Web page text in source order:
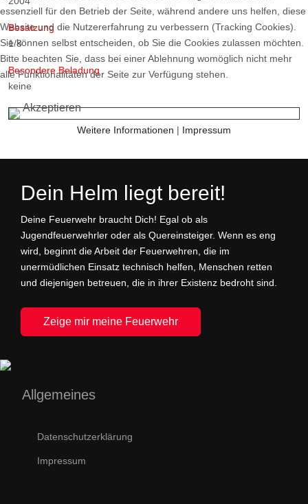
Besatzung
1/8
Besondere Beladung
keine
Dein Helm liegt bereit!
Deine Feuerwehr braucht Dich! Egal ob als
Jugendfeuerwehrler oder als Quereinsteiger. Wenn es eng
wird, beginnt die Arbeit der Feuerwehren, die im
unermüdlichen Einsatz technisch helfen, Menschen retten
und diejenigen betreuen, die in ihrer Existenz bedroht sind.
Zeige mir meine Feuerwehr
Allgemeines
Datenschutzerklärung
Impressum
essenziell für den Betrieb der Seite, während andere uns helfen, diese
Website und die Nutzererfahrung zu verbessern (Tracking Cookies).
Sie können selbst entscheiden, ob Sie die Cookies zulassen möchten.
Bitte beachten Sie, dass bei einer Ablehnung womöglich nicht mehr
alle Funktionalitäten der Seite zur Verfügung stehen.
Akzeptieren
Weitere Informationen | Impressum